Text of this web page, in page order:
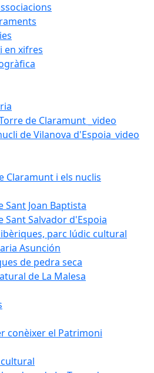
en xifres
de Claramunt _video
de Vilanova d'Espoia_video
Claramunt i els nuclis
Sant Joan Baptista
Sant Salvador d'Espoia
ibèriques, parc lúdic cultural
Asunción
de pedra seca
de La Malesa
conèixer el Patrimoni